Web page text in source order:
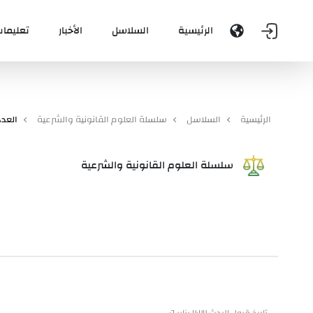
الرئيسية السلاسل الأخبار
الرئيسية السلاسل سلسلة العلوم القانونية والشرعية
سلسلة العلوم القانونية والشرعية